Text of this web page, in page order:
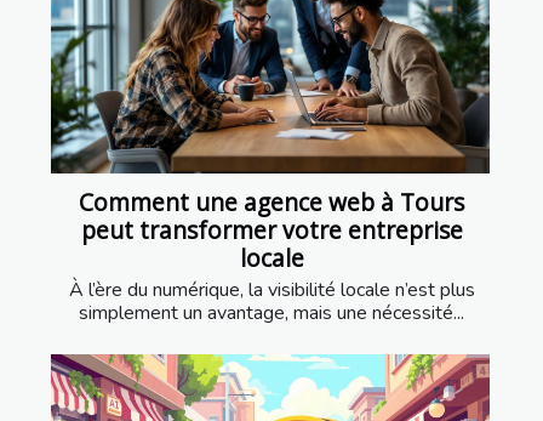
Comment une agence web à Tours
peut transformer votre entreprise
locale
À l’ère du numérique, la visibilité locale n’est plus
simplement un avantage, mais une nécessité...